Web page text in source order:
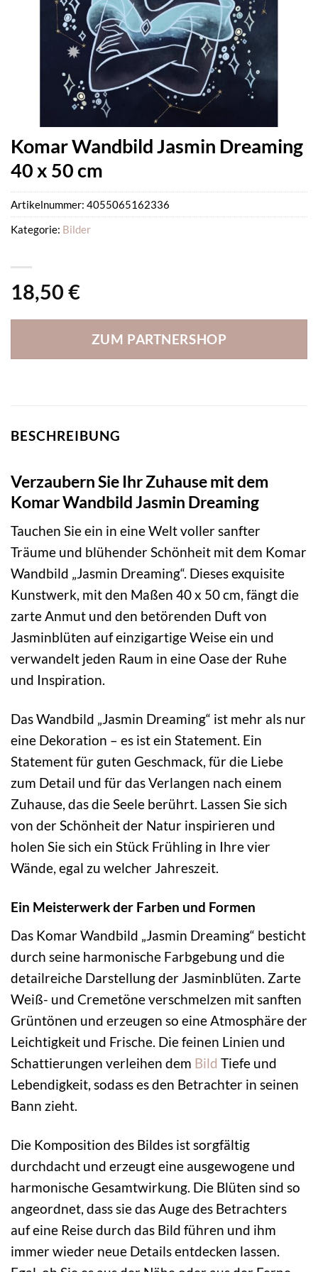
Komar Wandbild Jasmin Dreaming
40 x 50 cm
18,50 €
ZUM PARTNERSHOP
Artikelnummer: 4055065162336
Kategorie: Bilder
BESCHREIBUNG
Verzaubern Sie Ihr Zuhause mit dem
Komar Wandbild Jasmin Dreaming
Tauchen Sie ein in eine Welt voller sanfter
Träume und blühender Schönheit mit dem Komar
Wandbild „Jasmin Dreaming“. Dieses exquisite
Kunstwerk, mit den Maßen 40 x 50 cm, fängt die
zarte Anmut und den betörenden Duft von
Jasminblüten auf einzigartige Weise ein und
verwandelt jeden Raum in eine Oase der Ruhe
und Inspiration.
Das Wandbild „Jasmin Dreaming“ ist mehr als nur
eine Dekoration – es ist ein Statement. Ein
Statement für guten Geschmack, für die Liebe
zum Detail und für das Verlangen nach einem
Zuhause, das die Seele berührt. Lassen Sie sich
von der Schönheit der Natur inspirieren und
holen Sie sich ein Stück Frühling in Ihre vier
Wände, egal zu welcher Jahreszeit.
Ein Meisterwerk der Farben und Formen
Das Komar Wandbild „Jasmin Dreaming“ besticht
durch seine harmonische Farbgebung und die
detailreiche Darstellung der Jasminblüten. Zarte
Weiß- und Cremetöne verschmelzen mit sanften
Grüntönen und erzeugen so eine Atmosphäre der
Leichtigkeit und Frische. Die feinen Linien und
Schattierungen verleihen dem Bild Tiefe und
Lebendigkeit, sodass es den Betrachter in seinen
Bann zieht.
Die Komposition des Bildes ist sorgfältig
durchdacht und erzeugt eine ausgewogene und
harmonische Gesamtwirkung. Die Blüten sind so
angeordnet, dass sie das Auge des Betrachters
auf eine Reise durch das Bild führen und ihm
immer wieder neue Details entdecken lassen.